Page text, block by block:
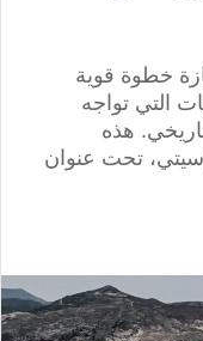
خطوة قوية
التي تواجه
هذه
تحت عنوان